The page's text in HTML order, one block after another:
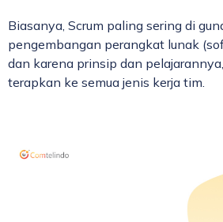
Biasanya, Scrum paling sering di
pengembangan perangkat lunak
dan karena prinsip dan
terapkan ke semua jenis kerja tim.